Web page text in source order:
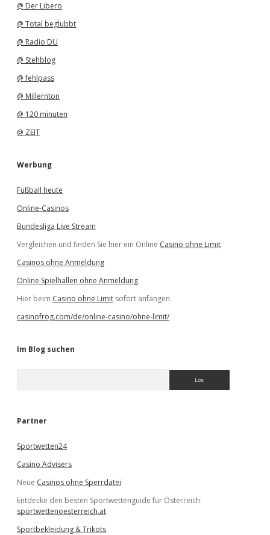
@ Der Libero
@ Total beglubbt
@ Radio DU
@ Stehblog
@ fehlpass
@ Millernton
@ 120 minuten
@ ZEIT
Werbung
Fußball heute
Online-Casinos
Bundesliga Live Stream
Vergleichen und finden Sie hier ein Online Casino ohne Limit
Casinos ohne Anmeldung
Online Spielhallen ohne Anmeldung
Hier beim Casino ohne Limit sofort anfangen.
casinofrog.com/de/online-casino/ohne-limit/
Im Blog suchen
e
Partner
Sportwetten24
Casino Advisers
Neue Casinos ohne Sperrdatei
Entdecke den besten Sportwettenguide für Österreich:
sportwettenoesterreich.at
Sportbekleidung & Trikots